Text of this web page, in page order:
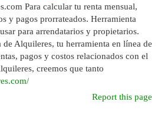
Para calcular tu renta mensual,
y pagos prorrateados. Herramienta
para arrendatarios y propietarios.
Alquileres, tu herramienta en línea de
pagos y costos relacionados con el
creemos que tanto
Report this page